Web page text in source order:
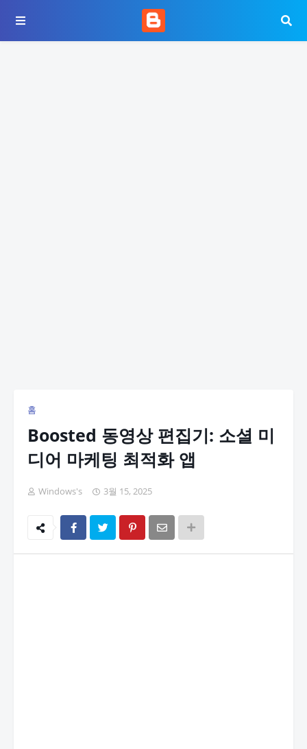
홈
Boosted 동영상 편집기: 소셜 미
디어 마케팅 최적화 앱
Windows's 3월 15, 2025